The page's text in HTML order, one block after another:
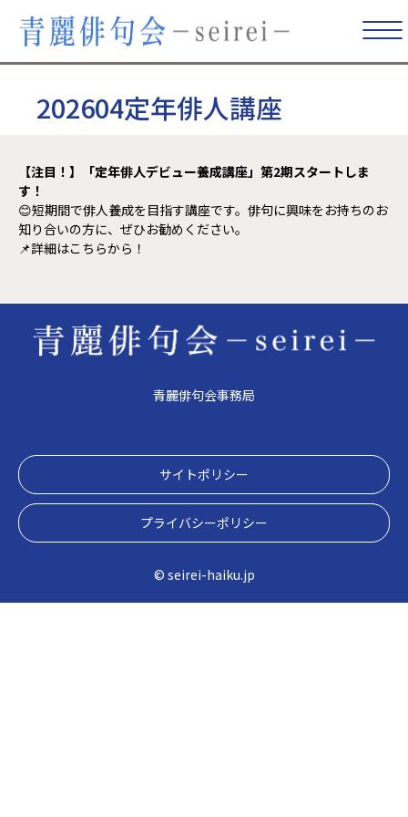
202604定年俳人講座
【注目！】「定年俳人デビュー養成講座」第2期スタートしま
す！
😊短期間で俳人養成を目指す講座です。俳句に興味をお持ちのお
知り合いの方に、ぜひお勧めください。
📌詳細はこちらから！
青麗俳句会事務局
サイトポリシー
プライバシーポリシー
© seirei-haiku.jp